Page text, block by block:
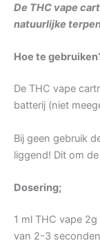
De THC vape
natuurlijke
Hoe te
De THC vape
batterij (niet
Bij geen gebruik
liggend! Dit om
Dosering;
1 ml THC vape
van 2-3 seconden